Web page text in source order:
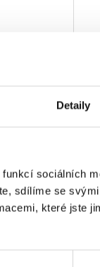
Detaily
sociálních
sdílíme se
které jste